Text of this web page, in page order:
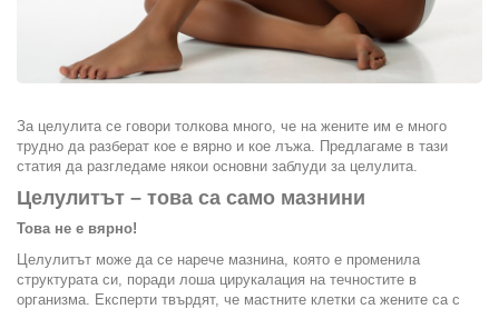
За целулита се говори толкова много, че на жените им е много
трудно да разберат кое е вярно и кое лъжа. Предлагаме в тази
статия да разгледаме някои основни заблуди за целулита.
Целулитът – това са само мазнини
Това не е вярно!
Целулитът може да се нарече мазнина, която е променила
структурата си, поради лоша цирукалация на течностите в
организма. Експерти твърдят, че мастните клетки са жените са с